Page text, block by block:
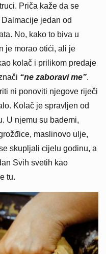
Priča kaže da se
jedan od
No, kako to biva u
je morao otići, ali je
kolač i prilikom predaje
“ne zaboravi me”.
ni ponoviti njegove riječi
Kolač je spravljen od
U njemu su bademi,
maslinovo ulje,
skupljali cijelu godinu, a
Svih svetih kao
tu.